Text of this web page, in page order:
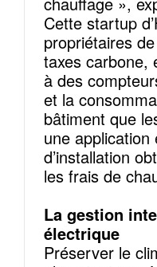
Cette startup
propriétaires
taxes carbone,
à des
et la
bâtiment que
une
d’installation
les frais de
La gestion
électrique
Préserver le